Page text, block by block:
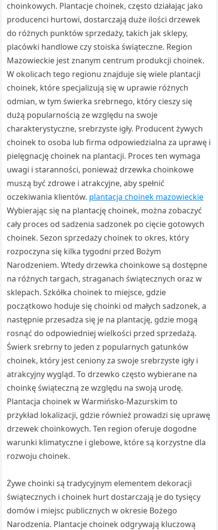
choinkowych. Plantacje choinek, często działając jako
producenci hurtowi, dostarczają duże ilości drzewek
do różnych punktów sprzedaży, takich jak sklepy,
placówki handlowe czy stoiska świąteczne. Region
Mazowieckie jest znanym centrum produkcji choinek.
W okolicach tego regionu znajduje się wiele plantacji
choinek, które specjalizują się w uprawie różnych
odmian, w tym świerka srebrnego, który cieszy się
dużą popularnością ze względu na swoje
charakterystyczne, srebrzyste igły. Producent żywych
choinek to osoba lub firma odpowiedzialna za uprawę i
pielęgnację choinek na plantacji. Proces ten wymaga
uwagi i staranności, ponieważ drzewka choinkowe
muszą być zdrowe i atrakcyjne, aby spełnić
oczekiwania klientów. plantacja choinek mazowieckie
Wybierając się na plantację choinek, można zobaczyć
cały proces od sadzenia sadzonek po cięcie gotowych
choinek. Sezon sprzedaży choinek to okres, który
rozpoczyna się kilka tygodni przed Bożym
Narodzeniem. Wtedy drzewka choinkowe są dostępne
na różnych targach, straganach świątecznych oraz w
sklepach. Szkółka choinek to miejsce, gdzie
początkowo hoduje się choinki od małych sadzonek, a
następnie przesadza się je na plantację, gdzie mogą
rosnąć do odpowiedniej wielkości przed sprzedażą.
Świerk srebrny to jeden z popularnych gatunków
choinek, który jest ceniony za swoje srebrzyste igły i
atrakcyjny wygląd. To drzewko często wybierane na
choinkę świąteczną ze względu na swoją urodę.
Plantacja choinek w Warmińsko-Mazurskim to
przykład lokalizacji, gdzie również prowadzi się uprawę
drzewek choinkowych. Ten region oferuje dogodne
warunki klimatyczne i glebowe, które są korzystne dla
rozwoju choinek.
Żywe choinki są tradycyjnym elementem dekoracji
świątecznych i choinek hurt dostarczają je do tysięcy
domów i miejsc publicznych w okresie Bożego
Narodzenia. Plantacje choinek odgrywają kluczową